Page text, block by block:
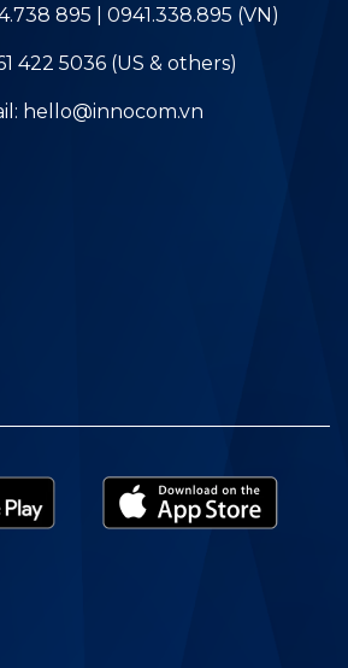
895 | 0941.338.895 (VN)
422 5036 (US & others)
hello@innocom.vn